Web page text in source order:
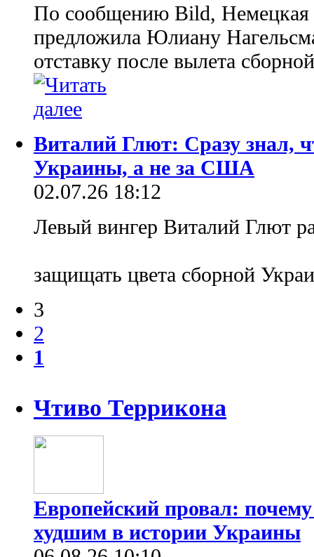
По сообщению Bild, Немецкая
предложила Юлиану
отставку после вылета
Виталий Глют: Cразу знал,
Украины, а не за США
02.07.26 18:12
Левый вингер Виталий Глют
защищать цвета сборной
3
2
1
Чтиво Террикона
Европейский провал:
худшим в истории Украины